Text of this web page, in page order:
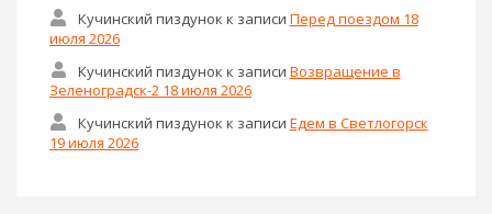
Кучинский пиздунок к записи Перед поездом 18
июля 2026
Кучинский пиздунок к записи Возвращение в
Зеленоградск-2 18 июля 2026
Кучинский пиздунок к записи Едем в Светлогорск
19 июля 2026